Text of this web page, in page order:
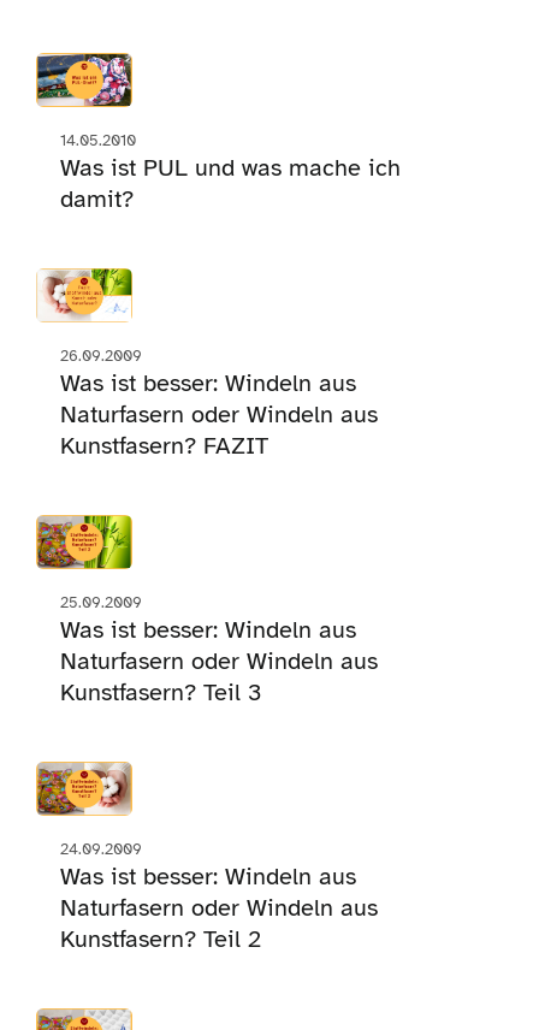
14.05.2010
Was ist PUL und was mache ich
damit?
26.09.2009
Was ist besser: Windeln aus
Naturfasern oder Windeln aus
Kunstfasern? FAZIT
25.09.2009
Was ist besser: Windeln aus
Naturfasern oder Windeln aus
Kunstfasern? Teil 3
24.09.2009
Was ist besser: Windeln aus
Naturfasern oder Windeln aus
Kunstfasern? Teil 2